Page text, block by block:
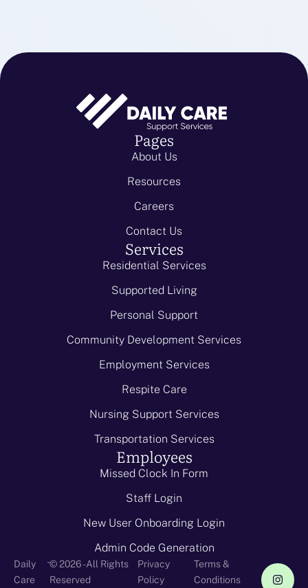
Pages
About Us
Resources
Careers
Contact Us
Services
Residential Services
Supported Living
Personal Support
Community Development Services
Employment Services
Respite Care
Nursing Support Services
Transportation Services
Employees
Missed Clock In Form
Staff Login
New User Onboarding Login
Admin Code Generation
Daily
Care
-© 2026 - All Rights
Reserved
Privacy
Policy
Terms &
Conditions